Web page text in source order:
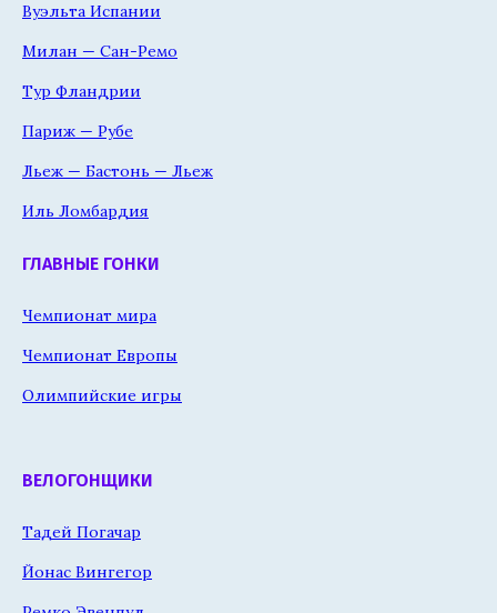
Вуэльта Испании
Милан — Сан-Ремо
Тур Фландрии
Париж — Рубе
Льеж — Бастонь — Льеж
Иль Ломбардия
ГЛАВНЫЕ ГОНКИ
Чемпионат мира
Чемпионат Европы
Олимпийские игры
ВЕЛОГОНЩИКИ
Тадей Погачар
Йонас Вингегор